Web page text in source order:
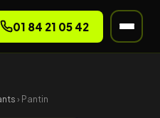
01 84 21 05 42
› Pantin